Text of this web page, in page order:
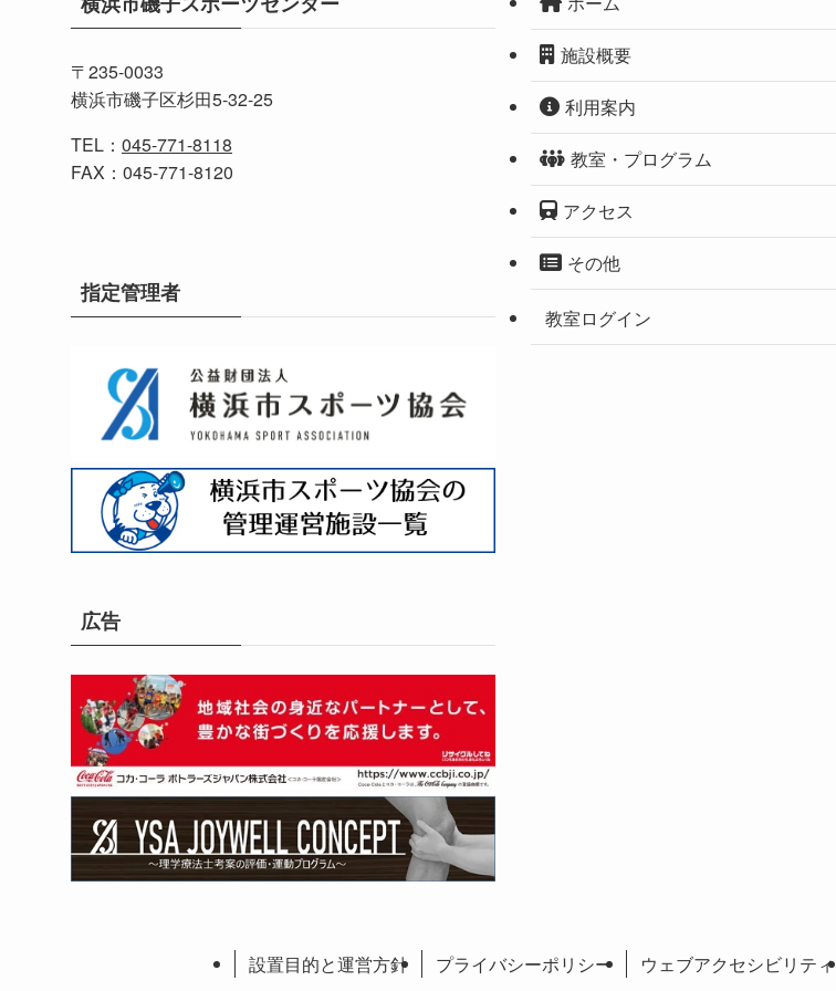
〒235-0033
横浜市磯子区杉田5-32-25
TEL： 045-771-8118
FAX：045-771-8120
指定管理者
広告
施設概要
利用案内
教室・プログラム
アクセス
その他
教室ログイン
設置目的と運営方針 プライバシーポリシー ウェブアクセシビリティ